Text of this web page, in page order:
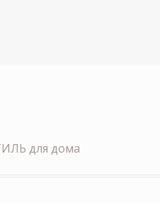
для дома